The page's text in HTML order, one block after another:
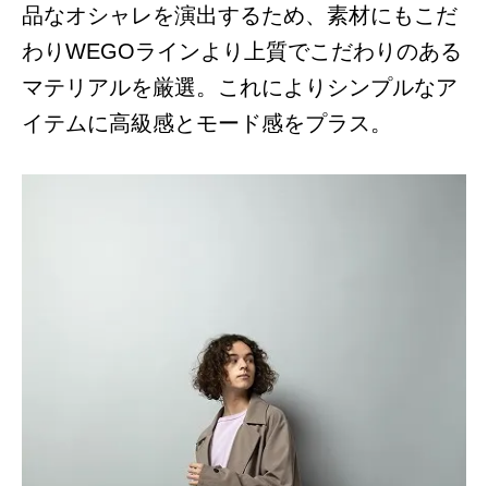
品なオシャレを演出するため、素材にもこだ
わりWEGOラインより上質でこだわりのある
マテリアルを厳選。これによりシンプルなア
イテムに高級感とモード感をプラス。